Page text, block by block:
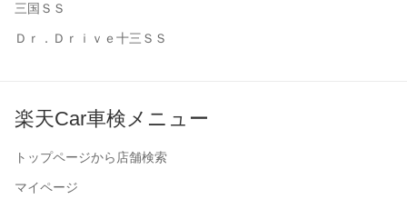
三国ＳＳ
Ｄｒ．Ｄｒｉｖｅ十三ＳＳ
楽天Car車検メニュー
トップページから店舗検索
マイページ